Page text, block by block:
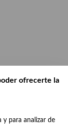
ofrecerte la
y para analizar de